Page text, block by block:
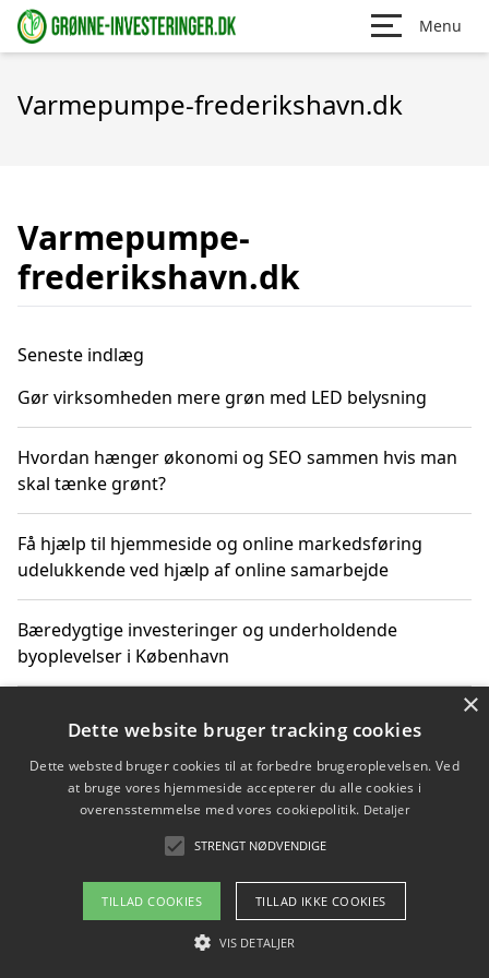
Menu
Varmepumpe-frederikshavn.dk
Varmepumpe-
frederikshavn.dk
Seneste indlæg
Gør virksomheden mere grøn med LED belysning
Hvordan hænger økonomi og SEO sammen hvis man
skal tænke grønt?
Få hjælp til hjemmeside og online markedsføring
udelukkende ved hjælp af online samarbejde
Bæredygtige investeringer og underholdende
byoplevelser i København
grønne investeringer
Copyright 2026 - Pilanto Aps
×
Dette website bruger tracking cookies
Dette websted bruger cookies til at forbedre brugeroplevelsen. Ved
at bruge vores hjemmeside accepterer du alle cookies i
overensstemmelse med vores cookiepolitik. Detaljer
STRENGT NØDVENDIGE
TILLAD COOKIES TILLAD IKKE COOKIES
VIS DETALJER